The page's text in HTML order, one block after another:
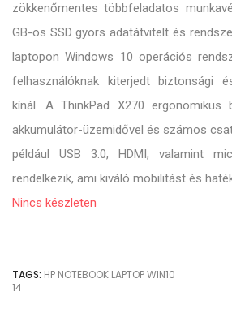
zökkenőmentes többfeladatos
GB-os SSD gyors adatátvitelt és
laptopon Windows 10 operációs
felhasználóknak kiterjedt biztonsági
kínál. A ThinkPad X270 ergonomikus
akkumulátor-üzemidővel és számos
például USB 3.0, HDMI, valamint
rendelkezik, ami kiváló mobilitást és
Nincs készleten
TAGS: HP NOTEBOOK LAPTOPWIN10
14